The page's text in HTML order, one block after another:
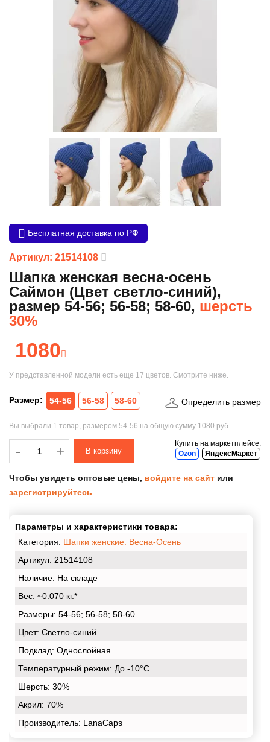
Бесплатная доставка по РФ
Артикул: 21514108
Шапка женская весна-осень
Саймон (Цвет светло-синий),
размер 54-56; 56-58; 58-60, шерсть
30%
1080
У представленной модели есть еще 17 цветов. Смотрите ниже.
Размер: 54-56 56-58 58-60 Определить размер
Вы выбрали 1 товар, размером 54-56 на общую сумму 1080 руб.
-
- +
Купить на маркетплейсе:
Ozon
ЯндексМаркет
Чтобы увидеть оптовые цены, войдите на сайт или
зарегистрируйтесь
Параметры и характеристики товара:
Категория: Шапки женские: Весна-Осень
Артикул: 21514108
Наличие: На складе
Вес: ~0.070 кг.*
Размеры: 54-56; 56-58; 58-60
Цвет: Светло-синий
Подклад: Однослойная
Температурный режим: До -10°С
Шерсть: 30%
Акрил: 70%
Производитель: LanaCaps